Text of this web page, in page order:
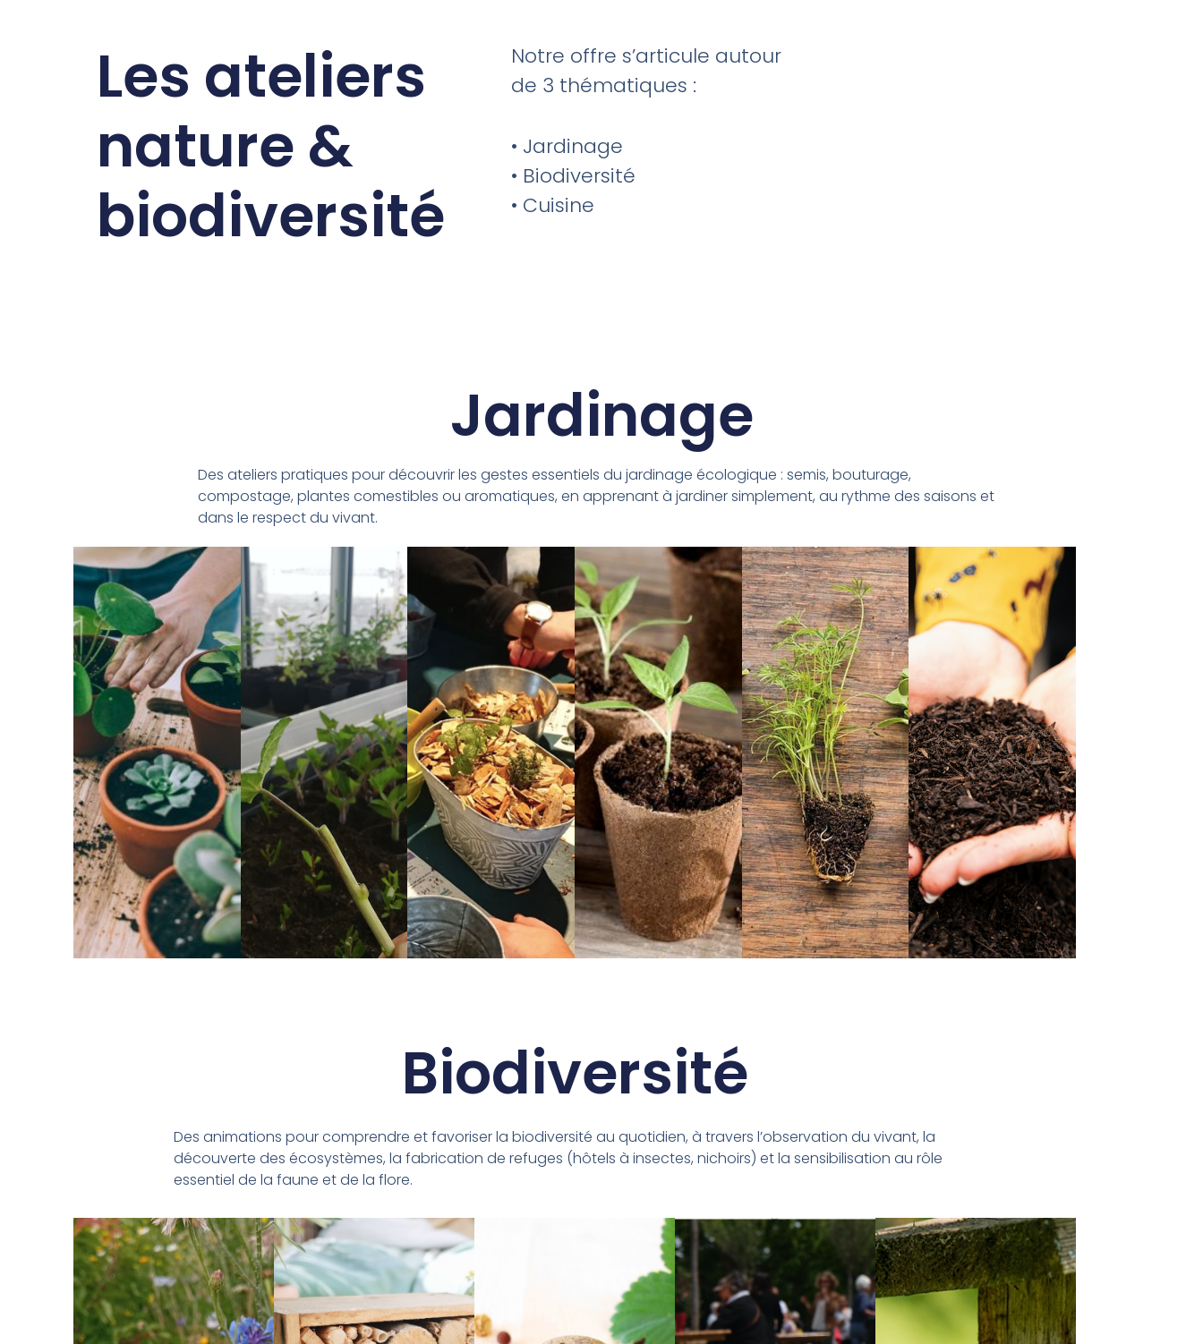
Les ateliers
nature &
biodiversité
Notre offre s’articule autour
de 3 thématiques :
• Jardinage
• Biodiversité
• Cuisine
Jardinage
Des ateliers pratiques pour découvrir les gestes essentiels du jardinage écologique : semis, bouturage,
compostage, plantes comestibles ou aromatiques, en apprenant à jardiner simplement, au rythme des saisons et
dans le respect du vivant.
Biodiversité
Des animations pour comprendre et favoriser la biodiversité au quotidien, à travers l’observation du vivant, la
découverte des écosystèmes, la fabrication de refuges (hôtels à insectes, nichoirs) et la sensibilisation au rôle
essentiel de la faune et de la flore.